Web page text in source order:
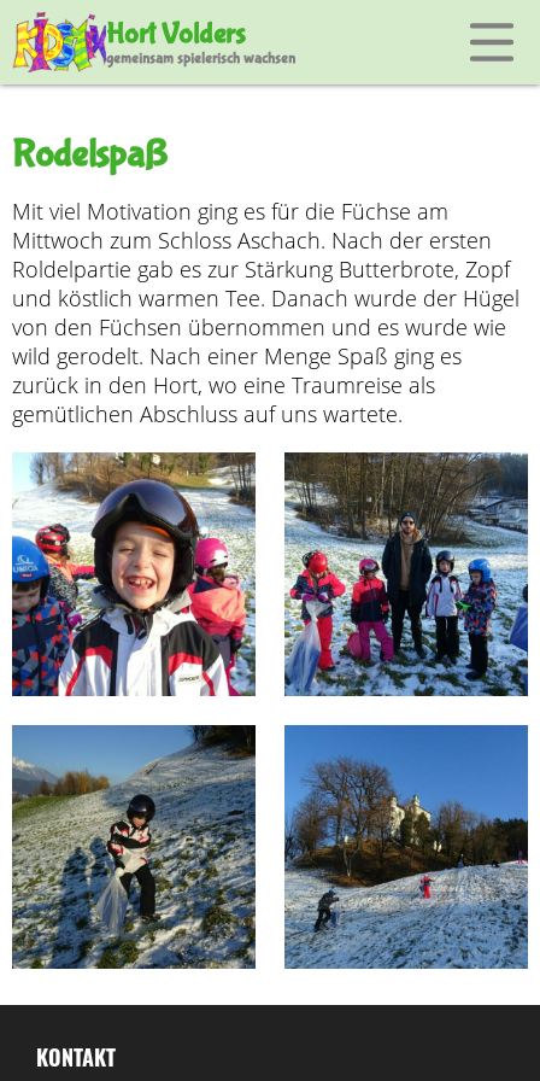
Hort Volders
gemeinsam spielerisch wachsen
Rodelspaß
Mit viel Motivation ging es für die Füchse am
Mittwoch zum Schloss Aschach. Nach der ersten
Roldelpartie gab es zur Stärkung Butterbrote, Zopf
und köstlich warmen Tee. Danach wurde der Hügel
von den Füchsen übernommen und es wurde wie
wild gerodelt. Nach einer Menge Spaß ging es
zurück in den Hort, wo eine Traumreise als
gemütlichen Abschluss auf uns wartete.
KONTAKT